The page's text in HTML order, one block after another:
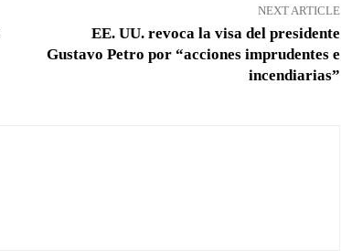
NEXT ARTICLE
EE. UU. revoca la visa del presidente
Gustavo Petro por “acciones imprudentes e
incendiarias”